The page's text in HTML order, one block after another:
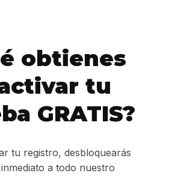
obtienes
tu
GRATIS?
tu registro, desbloquearás
a todo nuestro